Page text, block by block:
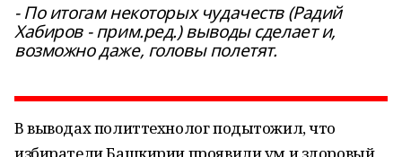
- По итогам некоторых чудачеств (Радий
Хабиров - прим.ред.) выводы сделает и,
возможно даже, головы полетят.
В выводах политтехнолог подытожил, что